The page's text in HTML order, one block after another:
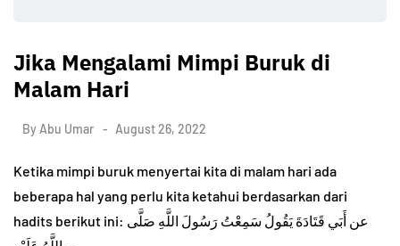
Jika Mengalami Mimpi Buruk di
Malam Hari
By Abu Umar August 26, 2022
Ketika mimpi buruk menyertai kita di malam hari ada
beberapa hal yang perlu kita ketahui berdasarkan dari
hadits berikut ini: عن أَبَي قَتَادَةَ يَقُولُ سَمِعْتُ رَسُولَ اللَّهِ صَلَّى